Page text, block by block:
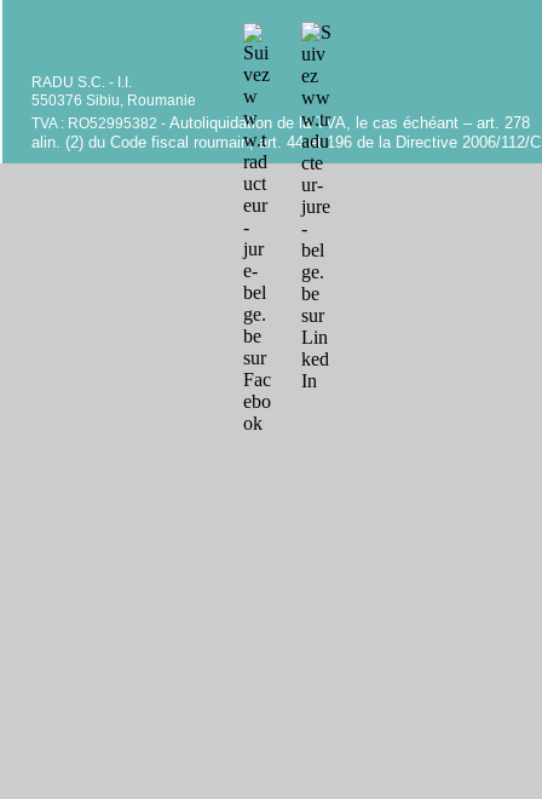
RADU S.C. - I.I.
550376 Sibiu, Roumanie
TVA : RO52995382 - Autoliquidation de la TVA, le cas échéant – art. 278
alin. (2) du Code fiscal roumain; art. 44 et 196 de la Directive 2006/112/